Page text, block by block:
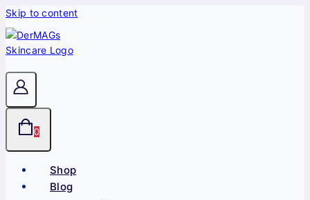
Skip to content
0
Shop
Blog